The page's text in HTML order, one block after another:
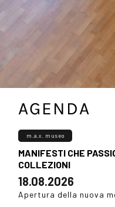
AGENDA
MANIFESTI CHE
COLLEZIONI
18.08.2026
m.a.x. museo
Apertura della nuova